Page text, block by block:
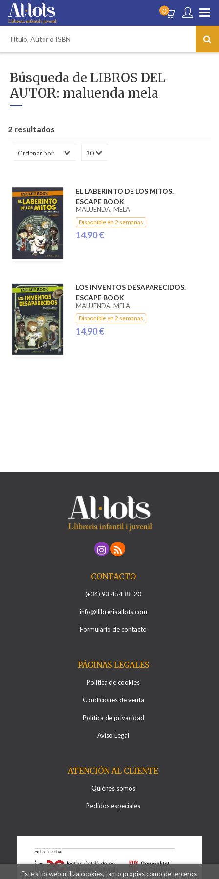
0
Búsqueda de LIBROS DEL
AUTOR: maluenda mela
2 resultados
EL LABERINTO DE LOS MITOS.
ESCAPE BOOK
MALUENDA, MELA
Disponible en 2 semanas
14,90 €
LOS INVENTOS DESAPARECIDOS.
ESCAPE BOOK
MALUENDA, MELA
Disponible en 2 semanas
14,90 €
CONTACTO
(+34) 93 454 88 20
info@llibreriaallots.com
Formulario de contacto
PÁGINAS LEGALES
Política de cookies
Condiciones de venta
Política de privacidad
Aviso Legal
ATENCIÓN AL CLIENTE
Quiénes somos
Pedidos especiales
Este sitio web utiliza cookies, tanto propias como de terceros,